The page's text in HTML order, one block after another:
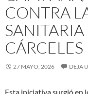
CONTRA
SANITARIA
CÁRCELES
27 MAYO, 2026 DEJA
Esta iniciativa surgió en